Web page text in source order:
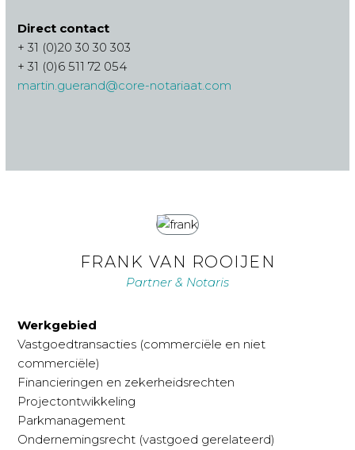
Direct contact
+ 31 (0)20 30 30 303
+ 31 (0)6 511 72 054
martin.guerand@core-notariaat.com
FRANK VAN ROOIJEN
Partner & Notaris
Werkgebied
Vastgoedtransacties (commerciële en niet
commerciële)
Financieringen en zekerheidsrechten
Projectontwikkeling
Parkmanagement
Ondernemingsrecht (vastgoed gerelateerd)